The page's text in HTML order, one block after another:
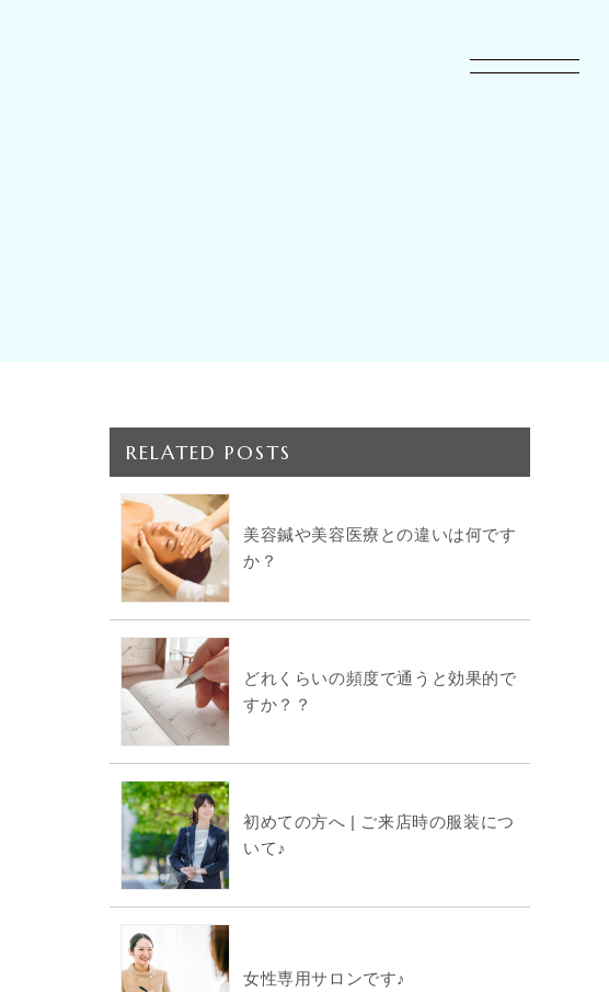
RELATED POSTS
美容鍼や美容医療との違いは何です
か？
どれくらいの頻度で通うと効果的で
すか？？
初めての方へ | ご来店時の服装につ
いて♪
女性専用サロンです♪